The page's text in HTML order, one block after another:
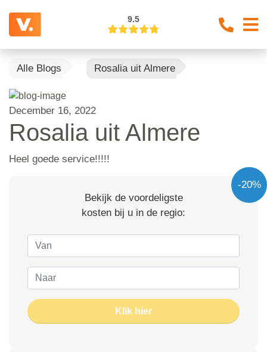
9.5
Alle Blogs Rosalia uit Almere
December 16, 2022
Rosalia uit Almere
Heel goede service!!!!!
-20%
Bekijk de voordeligste
kosten bij u in de regio:
Klik hier